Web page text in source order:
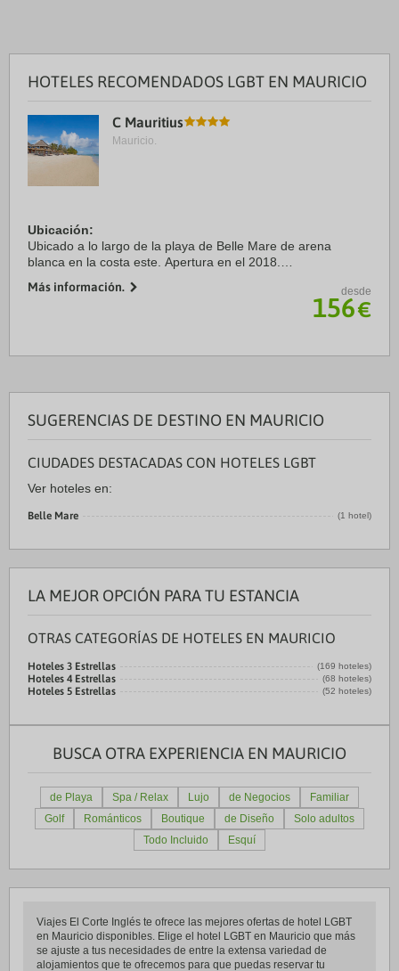
HOTELES RECOMENDADOS LGBT EN MAURICIO
C Mauritius
Mauricio.
Ubicación:
Ubicado a lo largo de la playa de Belle Mare de arena
blanca en la costa este. Apertura en el 2018.
Habitaciones:
Más información. desde
156€
SUGERENCIAS DE DESTINO EN MAURICIO
CIUDADES DESTACADAS CON HOTELES LGBT
Ver hoteles en:
Belle Mare (1 hotel)
LA MEJOR OPCIÓN PARA TU ESTANCIA
OTRAS CATEGORÍAS DE HOTELES EN MAURICIO
Hoteles 3 Estrellas (169 hoteles)
Hoteles 4 Estrellas (68 hoteles)
Hoteles 5 Estrellas (52 hoteles)
BUSCA OTRA EXPERIENCIA EN MAURICIO
de Playa Spa / Relax Lujo de Negocios
Familiar
Golf
Románticos Boutique de Diseño
Solo adultos
Todo Incluido
Esquí
Viajes El Corte Inglés te ofrece las mejores ofertas de hotel LGBT
en Mauricio disponibles. Elige el hotel LGBT en Mauricio que más
se ajuste a tus necesidades de entre la extensa variedad de
alojamientos que te ofrecemos para que puedas reservar tu